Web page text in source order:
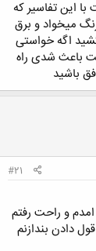
این تفاسیر که
میخواد و برق
اگه خواستی
باعث شدی راه
باشید
#21
و راحت رفتم
دادن بندازنم